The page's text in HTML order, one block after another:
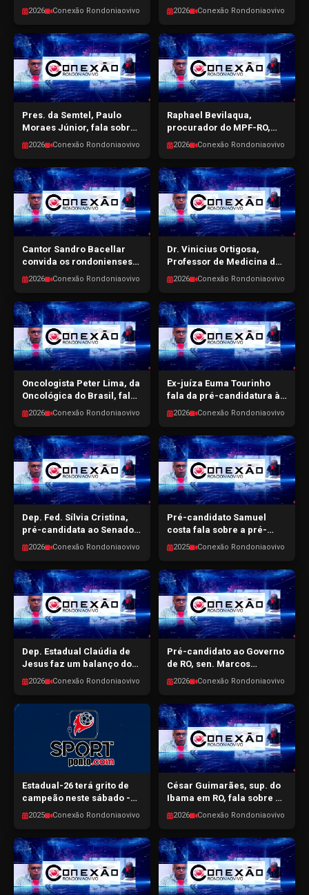
violência doméstica a
ações do MP-RO -
CONEXÃO RONDONIAOVIVO
- 17/04/2026
2026 Conexão Rondoniaovivo
de palestras sobre autistas
- CONEXÃO
RONDONIAOVIVO -
15/04/2026
2026 Conexão Rondoniaovivo
Pres. da Semtel, Paulo
Moraes Júnior, fala sobre
ações na Semtel e pré-
candidatura a dep.
estadual - CONEXÃO
RONDONIAOVIVO -
14/04/2026
2026 Conexão Rondoniaovivo
Raphael Bevilaqua,
procurador do MPF-RO,
fala sobre segurança
pública e reforma agrária
- CONEXÃO
RONDONIAOVIVO -
13/04/2026
2026 Conexão Rondoniaovivo
Cantor Sandro Bacellar
convida os rondonienses
para o show ‘Momentos de
Amor’ - CONEXÃO
RONDONIAOVIVO -
10/04/2026
2026 Conexão Rondoniaovivo
Dr. Vinicius Ortigosa,
Professor de Medicina da
Unir, fala sobre vagas
ofertadas no curso -
CONEXÃO RONDONIAOVIVO
- 09/04/2026
2026 Conexão Rondoniaovivo
Oncologista Peter Lima, da
Oncológica do Brasil, fala
sobre os cânceres de
pênis e testículos -
CONEXÃO RONDONIAOVIVO
- 08/04/2026
2026 Conexão Rondoniaovivo
Ex-juíza Euma Tourinho
fala da pré-candidatura à
depª. fed. e participação
das mulheres na política -
CONEXÃO RONDONIAOVIVO
- 07/04/2026
2026 Conexão Rondoniaovivo
Dep. Fed. Sílvia Cristina,
pré-candidata ao Senado,
faz um balanço do
mandato - CONEXÃO
RONDONIAOVIVO -
06/04/2026
2026 Conexão Rondoniaovivo
Pré-candidato Samuel
costa fala sobre a pré-
campanha ao gov. de RO -
CONEXÃO RONDONIAOVIVO
- 01/04/2026
2025 Conexão Rondoniaovivo
Dep. Estadual Claúdia de
Jesus faz um balanço do
mandado e da pré-
candidatura - CONEXÃO
RONDONIAOVIVO -
31/03/2026
2026 Conexão Rondoniaovivo
Pré-candidato ao Governo
de RO, sen. Marcos
Rogério, fala sobre a pré-
campanha - CONEXÃO
RONDONIAOVIVO -
30/03/2026
2026 Conexão Rondoniaovivo
Estadual-26 terá grito de
campeão neste sábado -
SPORTPONTO.COM -
27/03/2026
2025 Conexão Rondoniaovivo
César Guimarães, sup. do
Ibama em RO, fala sobre as
ações em nosso Estado -
CONEXÃO RONDONIAOVIVO
- 27/03/2026
2026 Conexão Rondoniaovivo